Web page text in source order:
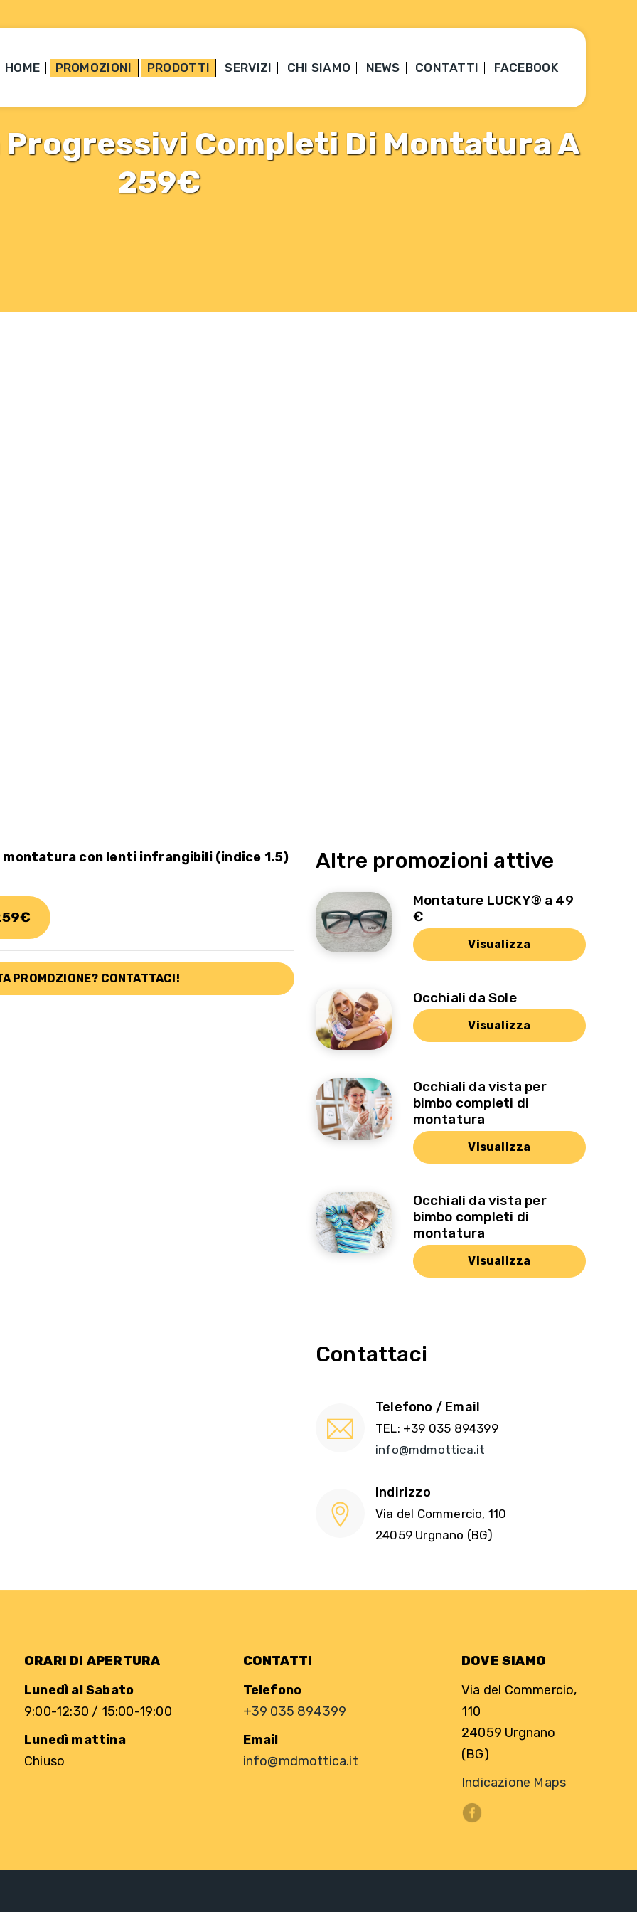
HOME PROMOZIONI PRODOTTI SERVIZI CHI SIAMO NEWS CONTATTI FACEBOOK
Progressivi Completi Di Montatura A
259€
con lenti infrangibili (indice 1.5)
PROMOZIONE? CONTATTACI!
Altre promozioni attive
Montature LUCKY® a 49
€
Visualizza
Occhiali da Sole
Visualizza
Occhiali da vista per
bimbo completi di
montatura
Visualizza
Occhiali da vista per
bimbo completi di
montatura
Visualizza
Contattaci
Telefono / Email
TEL: +39 035 894399
info@mdmottica.it
Indirizzo
Via del Commercio, 110
24059 Urgnano (BG)
ORARI DI APERTURA
Lunedì al Sabato
9:00-12:30 / 15:00-19:00
Lunedì mattina
Chiuso
CONTATTI
Telefono
+39 035 894399
Email
info@mdmottica.it
DOVE SIAMO
Via del Commercio,
110
24059 Urgnano
(BG)
Indicazione Maps